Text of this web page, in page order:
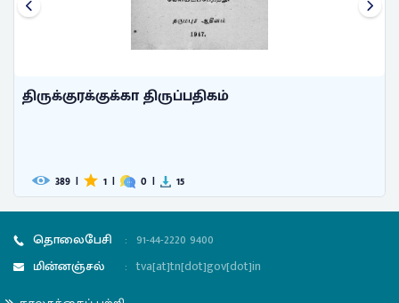
திருக்குரக்குக்கா திருப்பதிகம்
389 | 1 | 0 | 15
தொலைபேசி : 91-44-2220 9400
மின்னஞ்சல்
: tva[at]tn[dot]gov[dot]in